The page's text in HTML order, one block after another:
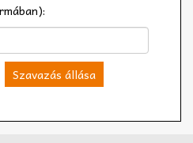
Szavazás állása